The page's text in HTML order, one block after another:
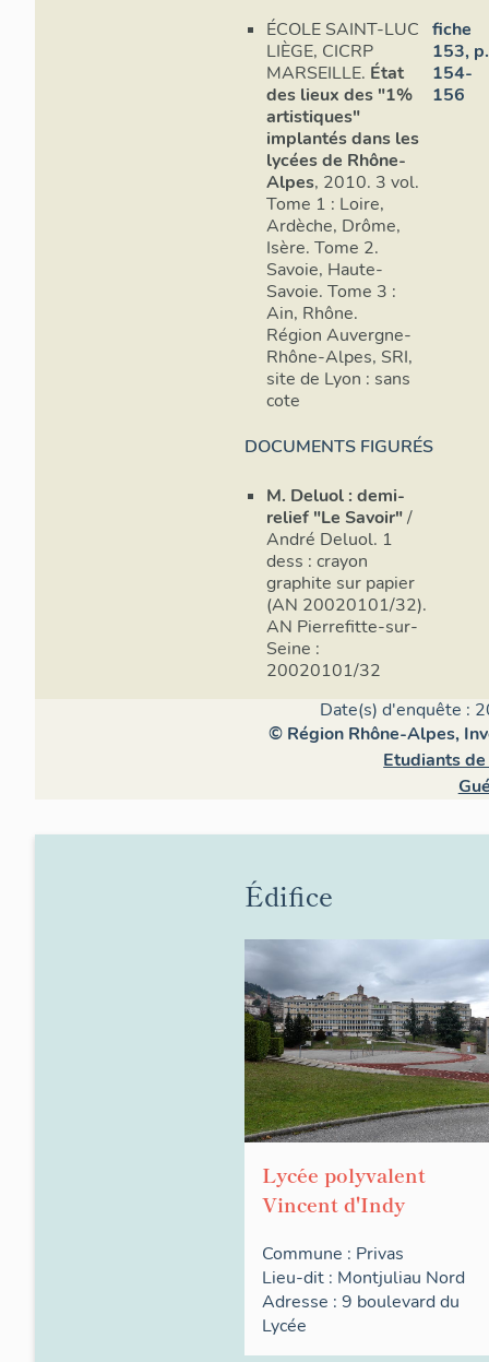
ÉCOLE SAINT-LUC
LIÈGE, CICRP
MARSEILLE. État
des lieux des "1%
artistiques"
implantés dans les
lycées de Rhône-
Alpes, 2010. 3 vol.
Tome 1 : Loire,
Ardèche, Drôme,
Isère. Tome 2.
Savoie, Haute-
Savoie. Tome 3 :
Ain, Rhône.
Région Auvergne-
Rhône-Alpes, SRI,
site de Lyon : sans
cote
fiche
153, p.
154-
156
DOCUMENTS FIGURÉS
M. Deluol : demi-
relief "Le Savoir"/
André Deluol. 1
dess : crayon
graphite sur papier
(AN 20020101/32).
AN Pierrefitte-sur-
Seine :
20020101/32
Date(s) d'enquête :
© Région Rhône-Alpes,
Etudiants
Édifice
Lycée polyvalent
Vincent d'Indy
Commune : Privas
Lieu-dit : Montjuliau Nord
Adresse : 9 boulevard du
Lycée